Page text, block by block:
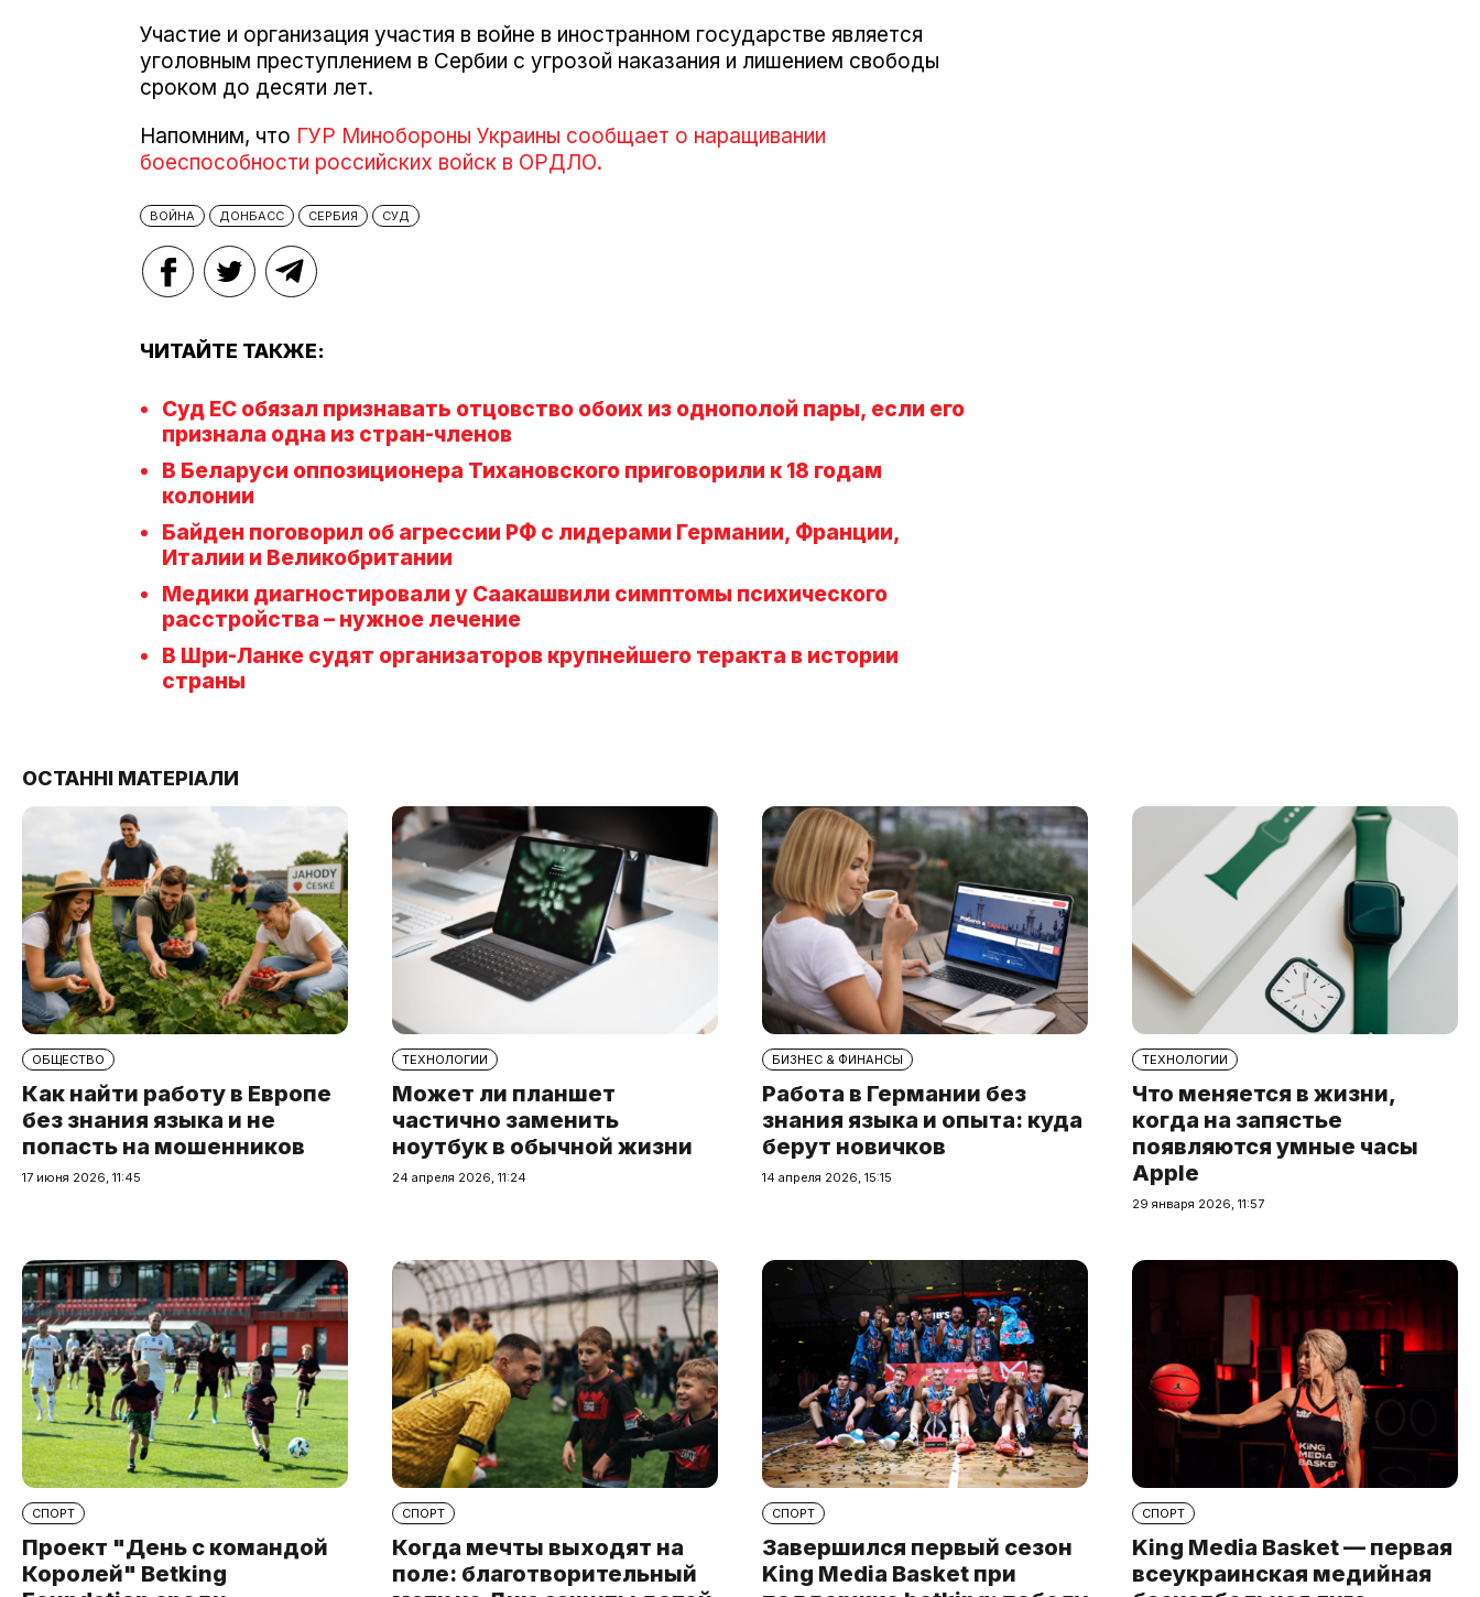
Участие и организация участия в войне в иностранном государстве является
уголовным преступлением в Сербии с угрозой наказания и лишением свободы
сроком до десяти лет.
Напомним, что ГУР Минобороны Украины сообщает о наращивании
боеспособности российских войск в ОРДЛО.
ВОЙНА ДОНБАСС СЕРБИЯ СУД
ЧИТАЙТЕ ТАКЖЕ:
Суд ЕС обязал признавать отцовство обоих из однополой пары, если его
признала одна из стран-членов
В Беларуси оппозиционера Тихановского приговорили к 18 годам
колонии
Байден поговорил об агрессии РФ с лидерами Германии, Франции,
Италии и Великобритании
Медики диагностировали у Саакашвили симптомы психического
расстройства – нужное лечение
В Шри-Ланке судят организаторов крупнейшего теракта в истории
страны
ОСТАННІ МАТЕРІАЛИ
ОБЩЕСТВО
Как найти работу в Европе
без знания языка и не
попасть на мошенников
17 июня 2026, 11:45
ТЕХНОЛОГИИ
Может ли планшет
частично заменить
ноутбук в обычной жизни
24 апреля 2026, 11:24
БИЗНЕС & ФИНАНСЫ
Работа в Германии без
знания языка и опыта: куда
берут новичков
14 апреля 2026, 15:15
ТЕХНОЛОГИИ
Что меняется в жизни,
когда на запястье
появляются умные часы
Apple
29 января 2026, 11:57
СПОРТ
Проект "День с командой
Королей" Betking
СПОРТ
Когда мечты выходят на
поле: благотворительный
СПОРТ
Завершился первый сезон
King Media Basket при
СПОРТ
King Media Basket — первая
всеукраинская медийная